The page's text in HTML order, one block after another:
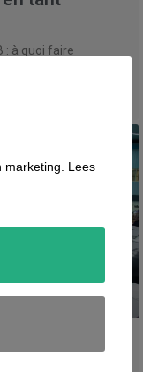
: à quoi faire
:
marketing. Lees